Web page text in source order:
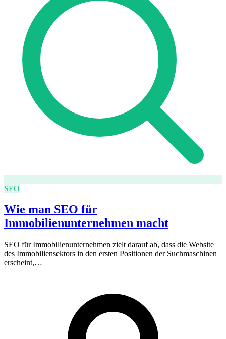
SEO
Wie man SEO für
Immobilienunternehmen macht
SEO für Immobilienunternehmen zielt darauf ab, dass die Website
des Immobiliensektors in den ersten Positionen der Suchmaschinen
erscheint,…